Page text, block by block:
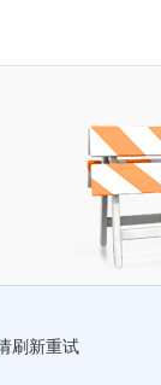
刷新重试